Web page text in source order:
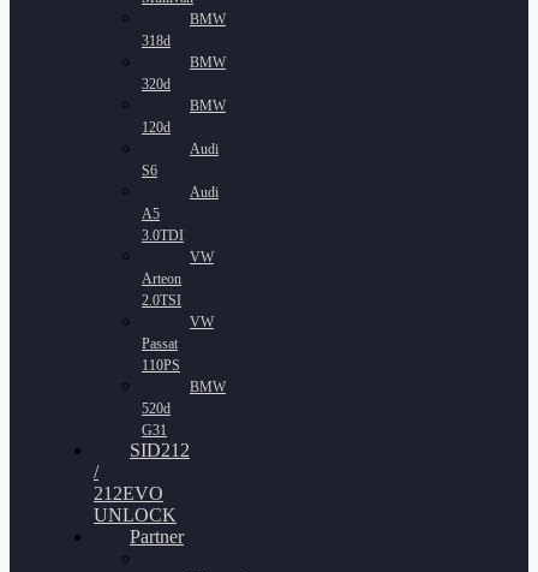
BMW
318d
BMW
320d
BMW
120d
Audi
S6
Audi
A5
3.0TDI
VW
Arteon
2.0TSI
VW
Passat
110PS
BMW
520d
G31
SID212
/
212EVO
UNLOCK
Partner